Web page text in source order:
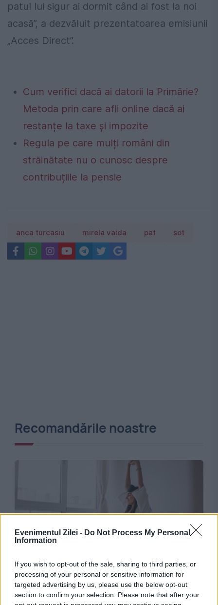
Evenimentul Zilei - Do Not Process My Personal
Information
If you wish to opt-out of the sale, sharing to third parties, or
processing of your personal or sensitive information for
targeted advertising by us, please use the below opt-out
section to confirm your selection. Please note that after your
patul lui sigur ai dormit când ai fost la noi
acasă”, a dezvăluit prezentatoarea emisiunii
„Acces Direct”.
Cum verifici dacă ai datorii la Primărie?
Metoda prin care afli online dacă ai
restanțe la taxe și impozite
Regula pe care mulți români din
străinătate nu o cunosc despre
contribuțiile la pensie
anca turcasiu mirela vaida pat sot
Recomandările noastre
Mobilierul de dormitor care influențează
calitatea somnului: ce spun specialiștii și ce